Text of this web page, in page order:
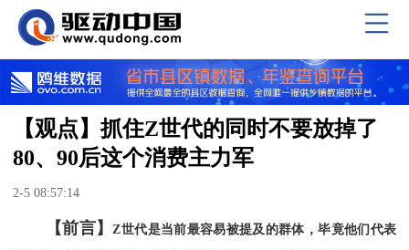
【观点】抓住Z世代的同时不要放掉了
80、90后这个消费主力军
2-5 08:57:14
【前言】 Z世代是当前最容易被提及的群体，毕竟他们代表